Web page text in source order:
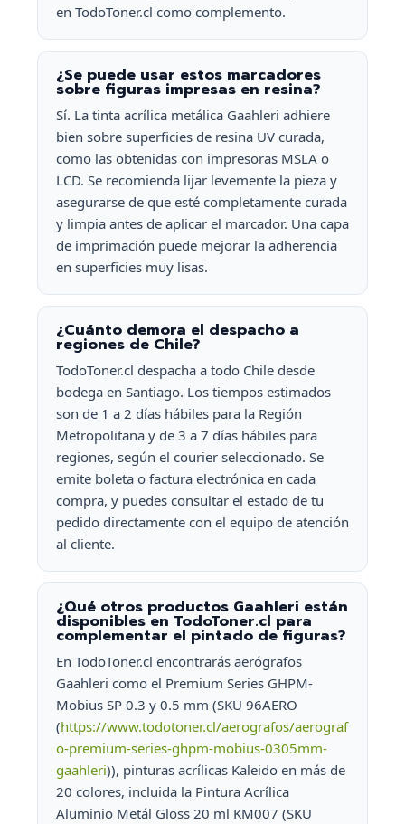
en TodoToner.cl como complemento.
¿Se puede usar estos marcadores
sobre figuras impresas en resina?
Sí. La tinta acrílica metálica Gaahleri adhiere
bien sobre superficies de resina UV curada,
como las obtenidas con impresoras MSLA o
LCD. Se recomienda lijar levemente la pieza y
asegurarse de que esté completamente curada
y limpia antes de aplicar el marcador. Una capa
de imprimación puede mejorar la adherencia
en superficies muy lisas.
¿Cuánto demora el despacho a
regiones de Chile?
TodoToner.cl despacha a todo Chile desde
bodega en Santiago. Los tiempos estimados
son de 1 a 2 días hábiles para la Región
Metropolitana y de 3 a 7 días hábiles para
regiones, según el courier seleccionado. Se
emite boleta o factura electrónica en cada
compra, y puedes consultar el estado de tu
pedido directamente con el equipo de atención
al cliente.
¿Qué otros productos Gaahleri están
disponibles en TodoToner.cl para
complementar el pintado de figuras?
En TodoToner.cl encontrarás aerógrafos
Gaahleri como el Premium Series GHPM-
Mobius SP 0.3 y 0.5 mm (SKU 96AERO
(https://www.todotoner.cl/aerografos/aerograf
o-premium-series-ghpm-mobius-0305mm-
gaahleri)), pinturas acrílicas Kaleido en más de
20 colores, incluida la Pintura Acrílica
Aluminio Metál Gloss 20 ml KM007 (SKU